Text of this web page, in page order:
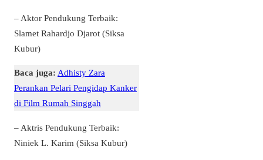
– Aktor Pendukung Terbaik:
Slamet Rahardjo Djarot (Siksa
Kubur)
Baca juga: Adhisty Zara
Perankan Pelari Pengidap Kanker
di Film Rumah Singgah
– Aktris Pendukung Terbaik:
Niniek L. Karim (Siksa Kubur)